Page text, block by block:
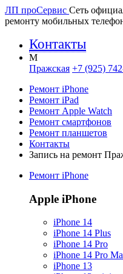
ЛП проСервис Сеть
ремонту мобильных
Контакты
M
Пражская +7 (925)
Ремонт iPhone
Ремонт iPad
Ремонт Apple Watch
Ремонт смартфонов
Ремонт планшетов
Контакты
Запись на ремонт
Ремонт iPhone
Apple iPhone
iPhone 14
iPhone 14 Plus
iPhone 14 Pro
iPhone 14 Pro
iPhone 13